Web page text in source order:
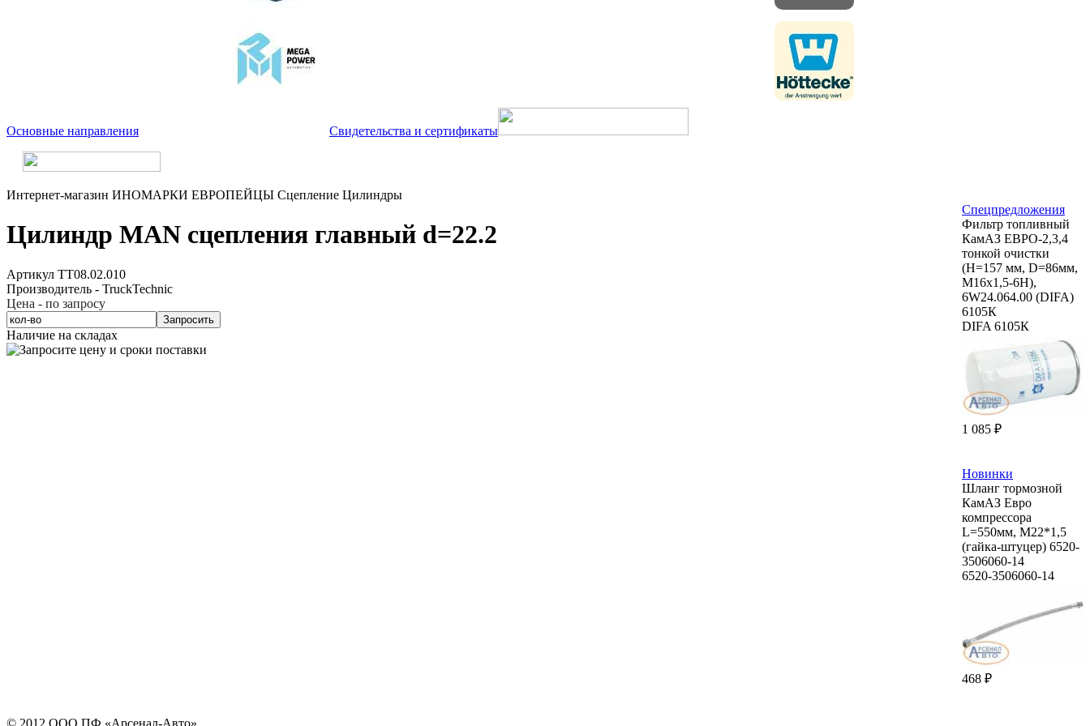
Основные направления Свидетельства и сертификаты
Интернет-магазин ИНОМАРКИ ЕВРОПЕЙЦЫ Сцепление Цилиндры
Цилиндр MAN сцепления главный d=22.2
Артикул TT08.02.010
Производитель - TruckTechnic
Цена - по запросу
Запросить
Наличие на складах
Спецпредложения
Фильтр топливный
КамАЗ ЕВРО-2,3,4
тонкой очистки
(H=157 мм, D=86мм,
M16x1,5-6H),
6W24.064.00 (DIFA)
6105К
DIFA 6105К
1 085 ₽
Новинки
Шланг тормозной
КамАЗ Евро
компрессора
L=550мм, М22*1,5
(гайка-штуцер) 6520-
3506060-14
6520-3506060-14
468 ₽
© 2012 ООО ПФ «Арсенал-Авто»